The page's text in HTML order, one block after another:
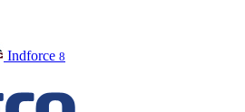
Indforce 8